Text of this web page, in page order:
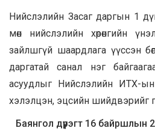
Нийслэлийн Засаг даргын 1
мөн нийслэлийн хөрөнгийн
зайлшгүй шаардлага үүссэн
даргатай санал нэг
асуудлыг Нийслэлийн ИТХ-
хэлэлцэн, эцсийн шийдвэрийг
Баянгол дүүрэгт 16 байршлын